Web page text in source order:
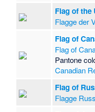
Flag of the
Flagge der
Flag of
Flag of
Pantone
Canadian
Flag of
Flagge